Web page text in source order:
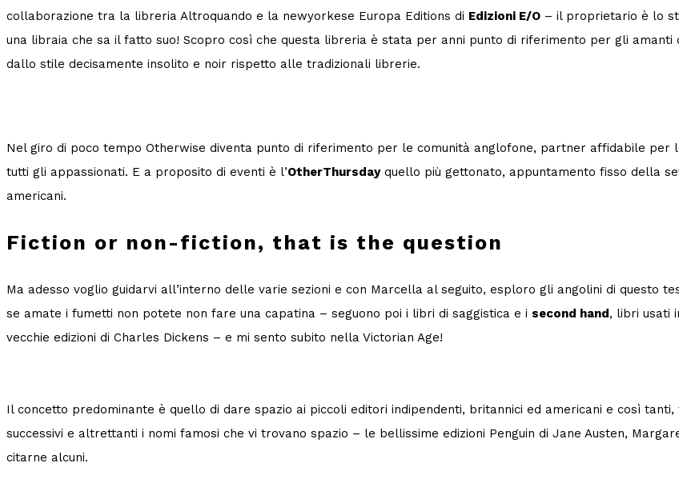
collaborazione tra la libreria Altroquando e la newyorkese Europa Editions di Edizioni E/O – il proprietario è lo
una libraia che sa il fatto suo! Scopro così che questa libreria è stata per anni punto di riferimento per gli
dallo stile decisamente insolito e noir rispetto alle tradizionali librerie.
Nel giro di poco tempo Otherwise diventa punto di riferimento per le comunità anglofone, partner affidabile
tutti gli appassionati. E a proposito di eventi è l’OtherThursdayquello più gettonato, appuntamento fisso della
americani.
Fiction or non-fiction, that is the question
Ma adesso voglio guidarvi all’interno delle varie sezioni e con Marcella al seguito, esploro gli angolini di questo
se amate i fumetti non potete non fare una capatina – seguono poi i libri di saggistica e i second hand, libri usati
vecchie edizioni di Charles Dickens – e mi sento subito nella Victorian Age!
Il concetto predominante è quello di dare spazio ai piccoli editori indipendenti, britannici ed americani e così
successivi e altrettanti i nomi famosi che vi trovano spazio – le bellissime edizioni Penguin di Jane Austen,
citarne alcuni.